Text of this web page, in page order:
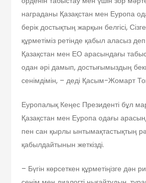
награданы Қазақстан мен Еуропа
берік достықтың жарқын белгісі,
құрметіміз ретінде қабыл аласыз
Қазақстан мен ЕО арасындағы
одан әрі дамып, достығымыздың
сенімдімін, – деді Қасым-Жомарт
Еуропалық Кеңес Президенті бұл
Қазақстан мен Еуропа одағы
пен сан қыр­лы ынтымақтастықтың
қабылдайтынын жеткізді.
– Бүгін көрсеткен құрметіңізге дән